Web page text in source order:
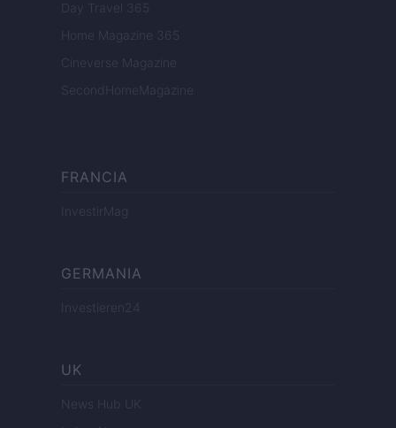
Day Travel 365
Home Magazine 365
Cineverse Magazine
SecondHomeMagazine
FRANCIA
InvestirMag
GERMANIA
Investieren24
UK
News Hub UK